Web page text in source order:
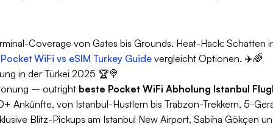
Coverage von Gates bis Grounds. Heat-Hack: Schatten
Pocket WiFi vs eSIM Turkey Guide vergleicht Optionen. ✈️🌈
in der Türkei 2025 🏆🍭
– outright beste Pocket WiFi Abholung Istanbul
Ankünfte, von Istanbul-Hustlern bis Trabzon-Trekkern, 5-
Blitz-Pickups am Istanbul New Airport, Sabiha Gökçen